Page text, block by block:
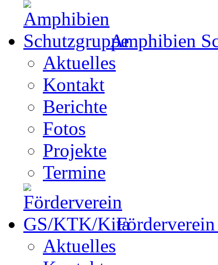
Amphibien
Aktuelles
Kontakt
Berichte
Fotos
Projekte
Termine
Aktuelles